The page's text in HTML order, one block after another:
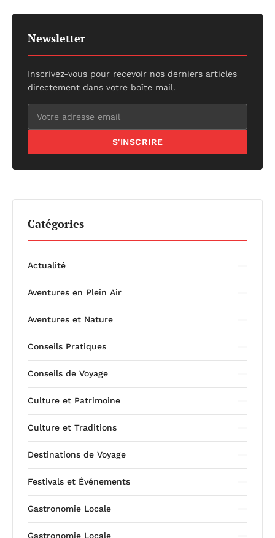
Newsletter
Inscrivez-vous pour recevoir nos derniers articles
directement dans votre boîte mail.
S'INSCRIRE
Catégories
Actualité
Aventures en Plein Air
Aventures et Nature
Conseils Pratiques
Conseils de Voyage
Culture et Patrimoine
Culture et Traditions
Destinations de Voyage
Festivals et Événements
Gastronomie Locale
Gastronomie Locale